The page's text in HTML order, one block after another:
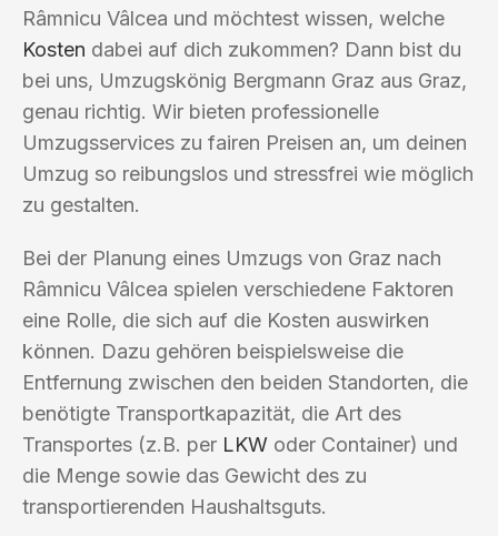
Râmnicu Vâlcea und möchtest wissen, welche
Kosten dabei auf dich zukommen? Dann bist du
bei uns, Umzugskönig Bergmann Graz aus Graz,
genau richtig. Wir bieten professionelle
Umzugsservices zu fairen Preisen an, um deinen
Umzug so reibungslos und stressfrei wie möglich
zu gestalten.
Bei der Planung eines Umzugs von Graz nach
Râmnicu Vâlcea spielen verschiedene Faktoren
eine Rolle, die sich auf die Kosten auswirken
können. Dazu gehören beispielsweise die
Entfernung zwischen den beiden Standorten, die
benötigte Transportkapazität, die Art des
Transportes (z.B. per LKW oder Container) und
die Menge sowie das Gewicht des zu
transportierenden Haushaltsguts.